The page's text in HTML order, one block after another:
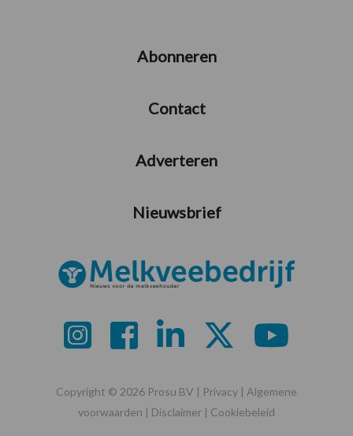
Abonneren
Contact
Adverteren
Nieuwsbrief
Copyright © 2026 Prosu BV | Privacy | Algemene
voorwaarden | Disclaimer | Cookiebeleid